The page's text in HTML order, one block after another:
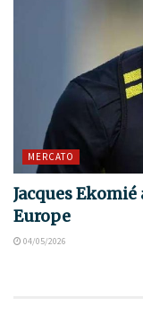
MERCATO
Jacques
Europe
04/05/2026